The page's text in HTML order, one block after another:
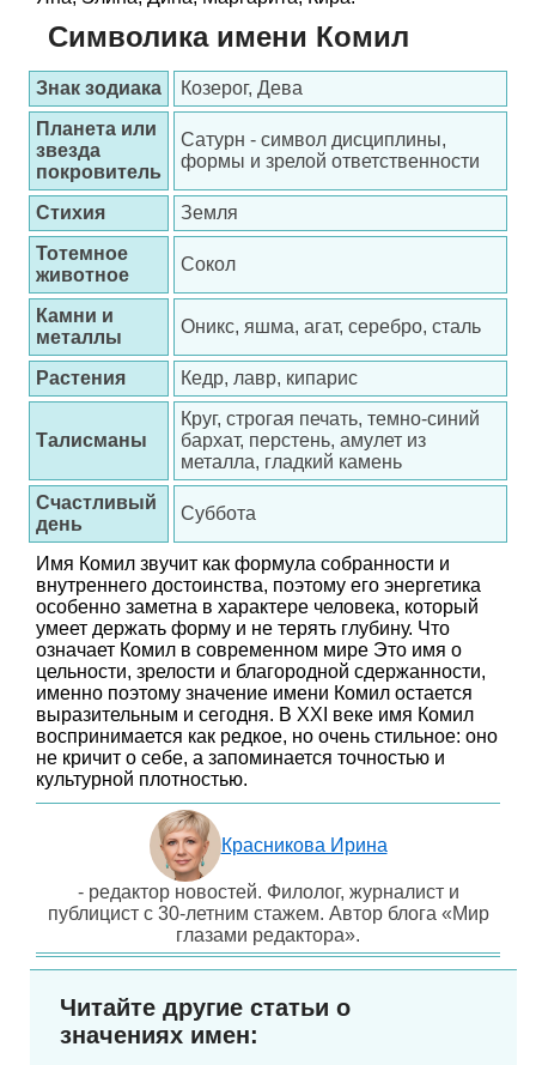
Символика имени Комил
Знак зодиака
Козерог, Дева
Планета или
звезда
покровитель
Сатурн - символ дисциплины,
формы и зрелой ответственности
Стихия
Земля
Тотемное
животное
Сокол
Камни и
металлы
Оникс, яшма, агат, серебро, сталь
Растения Кедр, лавр, кипарис
Талисманы
Круг, строгая печать, темно-синий
бархат, перстень, амулет из
металла, гладкий камень
Счастливый
день
Суббота
Имя Комил звучит как формула собранности и
внутреннего достоинства, поэтому его энергетика
особенно заметна в характере человека, который
умеет держать форму и не терять глубину. Что
означает Комил в современном мире Это имя о
цельности, зрелости и благородной сдержанности,
именно поэтому значение имени Комил остается
выразительным и сегодня. В XXI веке имя Комил
воспринимается как редкое, но очень стильное: оно
не кричит о себе, а запоминается точностью и
культурной плотностью.
Красникова Ирина
- редактор новостей. Филолог, журналист и
публицист с 30-летним стажем. Автор блога «Мир
глазами редактора».
Читайте другие статьи о
значениях имен: